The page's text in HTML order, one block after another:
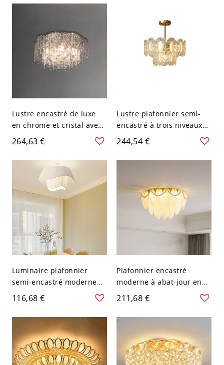
Lustre encastré de luxe
en chrome et cristal avec
5 lumières, 110V-120V, 16"
264,63 €
Lustre plafonnier semi-
encastré à trois niveaux
en or élégant avec abat-
jour en verre transparent
- 110 V-120 V 40,64 cm
244,54 €
Luminaire plafonnier
semi-encastré moderne
blanc à 3 lumières
LED/incandescentes/fluor
escentes - 110 V-120 V
116,68 €
Plafonnier encastré
moderne à abat-jour en
verre dépoli, de catégorie
Or - 110 V-120 V 50,8 cm
211,68 €